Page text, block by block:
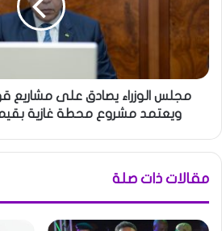
مجلس الوزراء يصادق على مشاريع
ويعتمد مشروع محطة غازية بقيمة 669 مليون
مقالات ذات صلة